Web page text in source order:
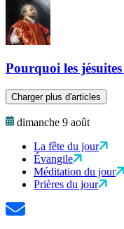
Pourquoi les
Charger plus d'articles
dimanche 9 août
La fête du jour
Évangile
Méditation du jour
Prières du jour